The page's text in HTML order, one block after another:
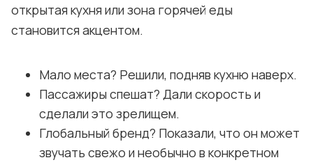
открытая кухня или зона горячей еды
становится акцентом.
Мало места? Решили, подняв кухню наверх.
Пассажиры спешат? Дали скорость и
сделали это зрелищем.
Глобальный бренд? Показали, что он может
звучать свежо и необычно в конкретном